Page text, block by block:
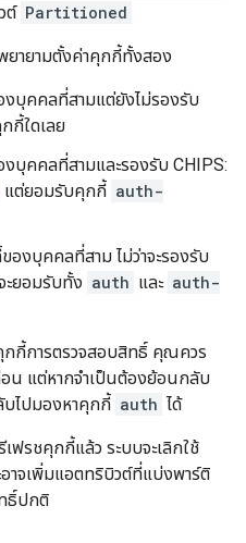
ต์ Partitioned
ายามตั้งค่าคุกกี้ทั้งสอง
บุคคลที่สามแต่ยังไม่รองรับ
กี้ใดเลย
บุคคลที่สามและรองรับ CHIPS:
แต่ยอมรับคุกกี้ auth-
งบุคคลที่สาม ไม่ว่าจะรองรับ
ะยอมรับทั้ง auth และ auth-
กกี้การตรวจสอบสิทธิ์ คุณควร
น แต่หากจำเป็นต้องย้อนกลับ
ไปมองหาคุกกี้ auth ได้
ฟรชคุกกี้แล้ว ระบบจะเลิกใช้
อาจเพิ่มแอตทริบิวต์ที่แบ่งพาร์ติ
ธิ์ปกติ